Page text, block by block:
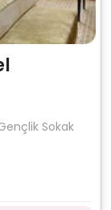
Sokak